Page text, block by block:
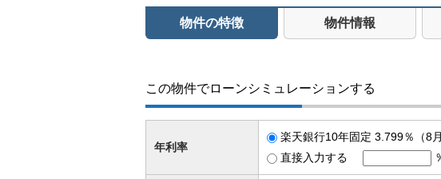
物件の特徴 物件情報
この物件でローンシミュレーションする
年利率
楽天銀行10年固定 3.799％（8月
直接入力する